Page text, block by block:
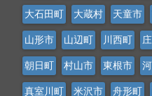
大石田町 大蔵村 天童市
山形市 山辺町 川西町
朝日町 村山市 東根市
真室川町 米沢市 舟形町